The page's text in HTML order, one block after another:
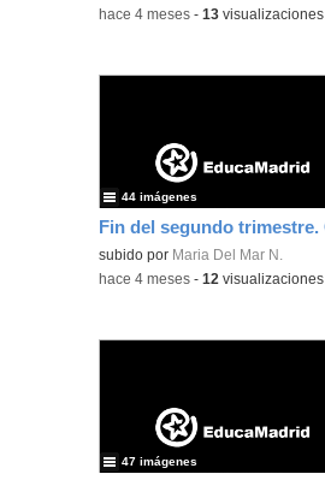
-hace 4 meses -13 visualizaciones
subido por Maria Del Mar N.
44 imágenes
-hace 4 meses -12 visualizaciones
47 imágenes